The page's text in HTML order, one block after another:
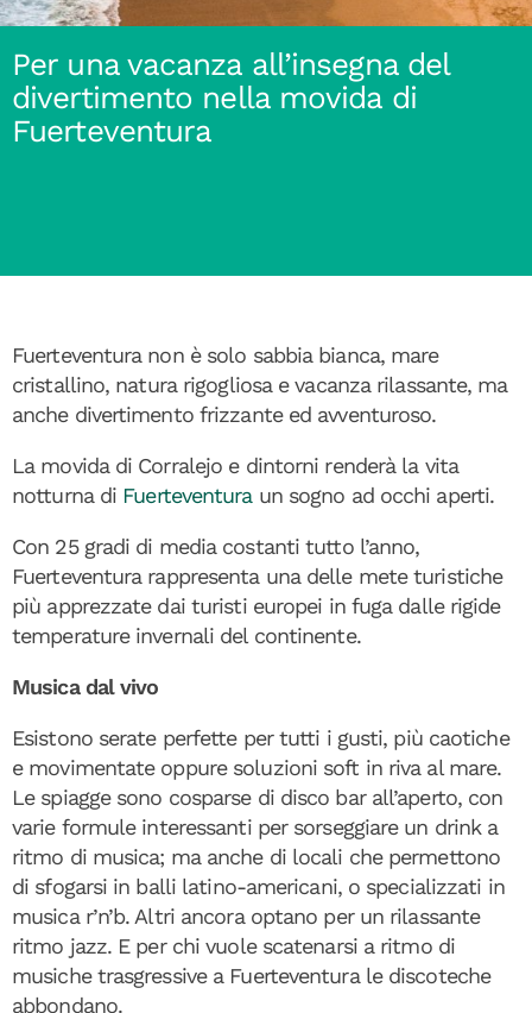
Per una vacanza all’insegna del
divertimento nella movida di
Fuerteventura
Fuerteventura non è solo sabbia bianca, mare
cristallino, natura rigogliosa e vacanza rilassante, ma
anche divertimento frizzante ed avventuroso.
La movida di Corralejo e dintorni renderà la vita
notturna di Fuerteventura un sogno ad occhi aperti.
Con 25 gradi di media costanti tutto l’anno,
Fuerteventura rappresenta una delle mete turistiche
più apprezzate dai turisti europei in fuga dalle rigide
temperature invernali del continente.
Musica dal vivo
Esistono serate perfette per tutti i gusti, più caotiche
e movimentate oppure soluzioni soft in riva al mare.
Le spiagge sono cosparse di disco bar all’aperto, con
varie formule interessanti per sorseggiare un drink a
ritmo di musica; ma anche di locali che permettono
di sfogarsi in balli latino-americani, o specializzati in
musica r’n’b. Altri ancora optano per un rilassante
ritmo jazz. E per chi vuole scatenarsi a ritmo di
musiche trasgressive a Fuerteventura le discoteche
abbondano.